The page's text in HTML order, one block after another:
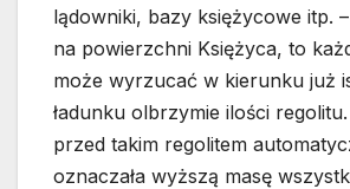
lądowniki, bazy księżycowe itp.
na powierzchni Księżyca, to
może wyrzucać w kierunku już
ładunku olbrzymie ilości
przed takim regolitem
oznaczała wyższą masę